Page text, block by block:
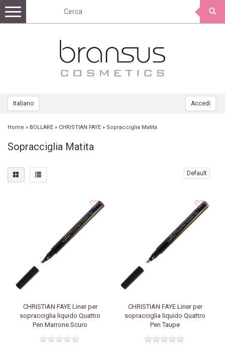
Italiano Accedi
Toggle
navigation
Home » BOLLARE » CHRISTIAN FAYE » Sopracciglia Matita
Sopracciglia Matita
Default
CHRISTIAN FAYELiner per
sopracciglia liquido Quattro
Pen Marrone Scuro
CHRISTIAN FAYELiner per
sopracciglia liquido Quattro
Pen Taupe